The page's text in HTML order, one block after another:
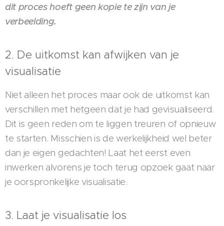
dit proces hoeft geen kopie te zijn van je
verbeelding.
2. De uitkomst kan afwijken van je
visualisatie
Niet alleen het proces maar ook de uitkomst kan
verschillen met hetgeen dat je had gevisualiseerd.
Dit is geen reden om te liggen treuren of opnieuw
te starten. Misschien is de werkelijkheid wel beter
dan je eigen gedachten! Laat het eerst even
inwerken alvorens je toch terug opzoek gaat naar
je oorspronkelijke visualisatie.
3. Laat je visualisatie los